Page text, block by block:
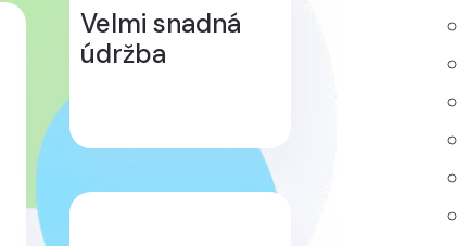
Velmi snadná
údržba